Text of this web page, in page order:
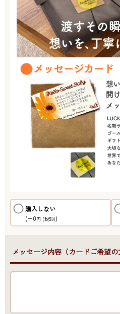
購入しない
(+0円 (税別))
●メッセージ内容（カードご希望の